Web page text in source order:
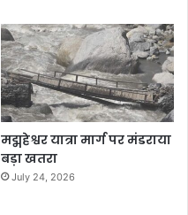
मद्महेश्वर यात्रा मार्ग पर मंडराया
बड़ा खतरा
July 24, 2026